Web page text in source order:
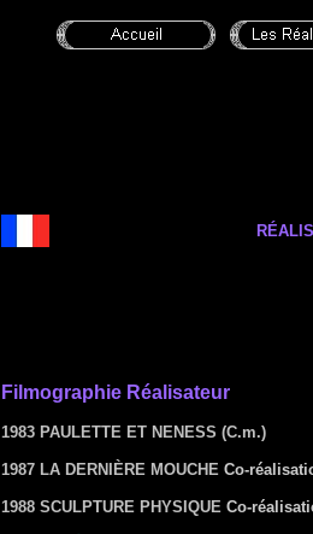
Filmographie Réalisateur
1983 PAULETTE ET NENESS (C.m.)
1987 LA DERNIÈRE MOUCHE Co-
1988 SCULPTURE PHYSIQUE Co-